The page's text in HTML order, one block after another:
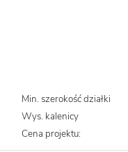
Min. szerokość działki
Wys. kalenicy
Cena projektu: